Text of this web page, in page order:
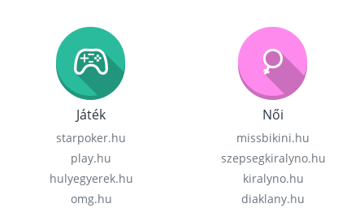
Játék
starpoker.hu
play.hu
hulyegyerek.hu
omg.hu
Női
missbikini.hu
szepsegkiralyno.hu
kiralyno.hu
diaklany.hu